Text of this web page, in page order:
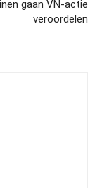
gaan VN-actie
veroordelen